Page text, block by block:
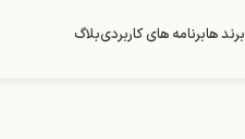
برند هابرنامه های کاربردیبلاگ